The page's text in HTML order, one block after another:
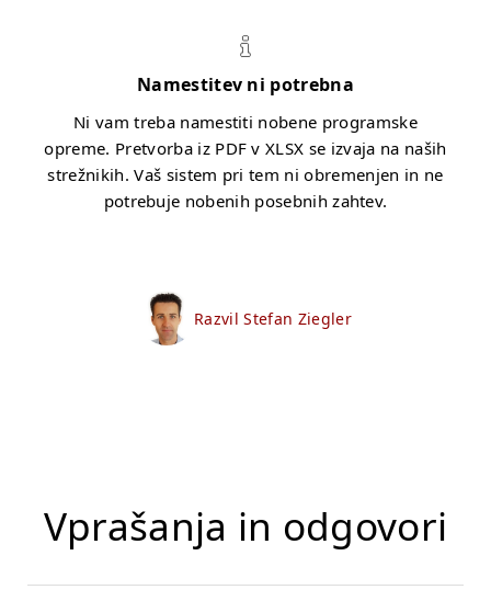
Namestitev ni potrebna
Ni vam treba namestiti nobene programske
opreme. Pretvorba iz PDF v XLSX se izvaja na naših
strežnikih. Vaš sistem pri tem ni obremenjen in ne
potrebuje nobenih posebnih zahtev.
Razvil Stefan Ziegler
Vprašanja in odgovori